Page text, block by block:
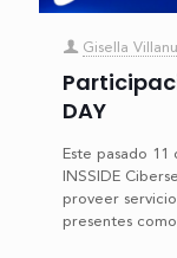
Gisella
DAY
Este pasado
INSSIDE
proveer
presentes